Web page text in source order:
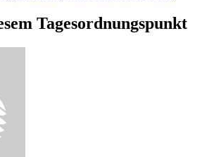
Tagesordnungspunkt